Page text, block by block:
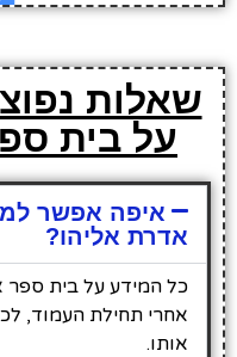
שאלות
על בית
איפה אפשר
אדרת אליהו?
כל המידע על בית ספר
אחרי תחילת העמוד,
אותו.